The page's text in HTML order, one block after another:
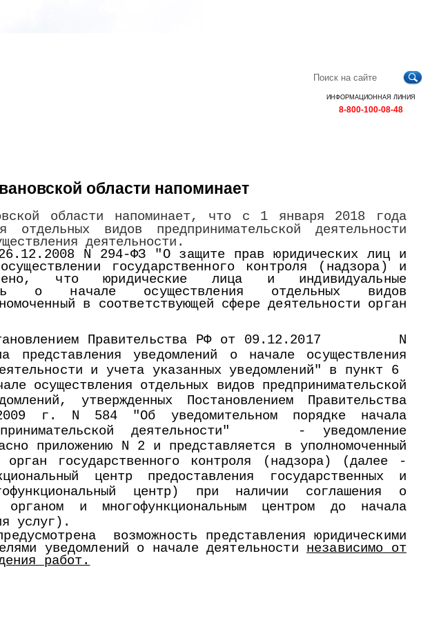
сайта
RSS
ИНФОРМАЦИОННАЯ ЛИНИЯ
8-800-100-08-48
области напоминает
области напоминает, что с 1 января 2018 года
видов предпринимательской деятельности
деятельности.
N 294-ФЗ "О защите прав юридических лиц и
государственного контроля (надзора) и
что юридические лица и индивидуальные
о начале осуществления отдельных видов
в соответствующей сфере деятельности орган
Правительства РФ от 09.12.2017 N
уведомлений о начале осуществления
и учета указанных уведомлений" в пункт 6
осуществления отдельных видов предпринимательской
утвержденных Постановлением Правительства
г. N 584 "Об уведомительном порядке начала
деятельности" - уведомление
приложению N 2 и представляется в уполномоченный
орган государственного контроля (надзора) (далее -
центр предоставления государственных и
центр) при наличии соглашения о
органом и многофункциональным центром до начала
услуг).
возможность представления юридическими
уведомлений о начале деятельности независимо от
работ.